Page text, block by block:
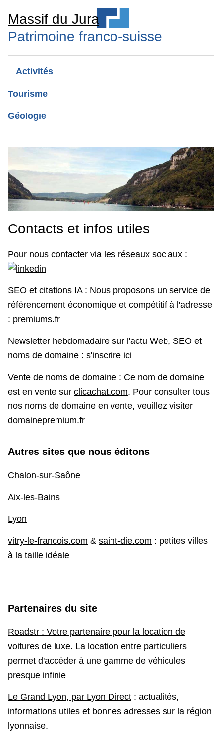
Massif du Jura
Patrimoine franco-suisse
Activités
Tourisme
Géologie
Contacts et infos utiles
Pour nous contacter via les réseaux sociaux :
SEO et citations IA : Nous proposons un service de
référencement économique et compétitif à l'adresse
: premiums.fr
Newsletter hebdomadaire sur l'actu Web, SEO et
noms de domaine : s'inscrire ici
Vente de noms de domaine : Ce nom de domaine
est en vente sur clicachat.com. Pour consulter tous
nos noms de domaine en vente, veuillez visiter
domainepremium.fr
Autres sites que nous éditons
Chalon-sur-Saône
Aix-les-Bains
Lyon
vitry-le-francois.com & saint-die.com : petites villes
à la taille idéale
Partenaires du site
Roadstr : Votre partenaire pour la location de
voitures de luxe. La location entre particuliers
permet d'accéder à une gamme de véhicules
presque infinie
Le Grand Lyon, par Lyon Direct : actualités,
informations utiles et bonnes adresses sur la région
lyonnaise.